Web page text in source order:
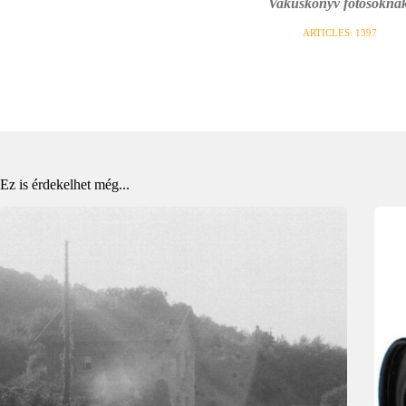
Vakuskönyv
ARTICLES: 1397
Ez is érdekelhet még...